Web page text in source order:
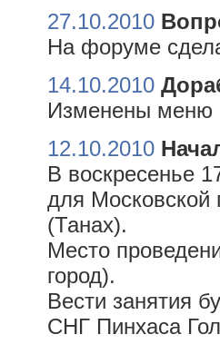
27.10.2010
На форуме
14.10.2010
Изменены меню
12.10.2010
В воскресенье
для Московской
(Танах).
Место
город).
Вести занятия
СНГ Пинхаса